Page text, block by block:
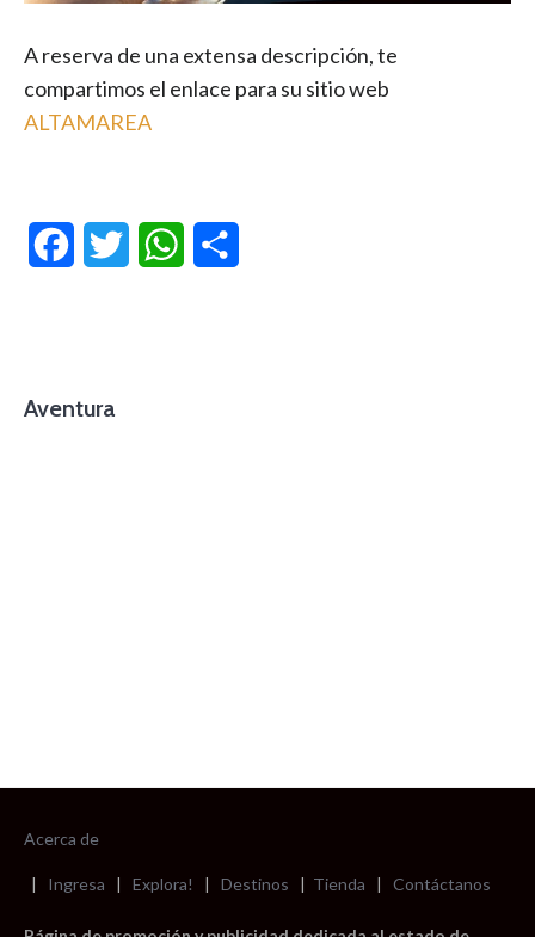
A reserva de una extensa descripción, te
compartimos el enlace para su sitio web
ALTAMAREA
FacebookTwitter WhatsApp
Aventura
Acerca de
| Ingresa | Explora! | Destinos | Tienda | Contáctanos